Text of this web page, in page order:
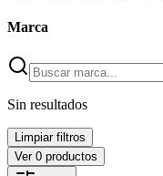
Marca
Sin resultados
Limpiar filtros
Ver 0 productos